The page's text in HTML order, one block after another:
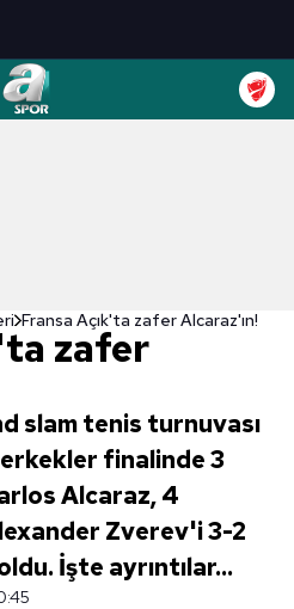
Fransa Açık'ta zafer Alcaraz'ın!
zafer
slam tenis turnuvası
finalinde 3
Alcaraz, 4
Zverev'i 3-2
İşte ayrıntılar...